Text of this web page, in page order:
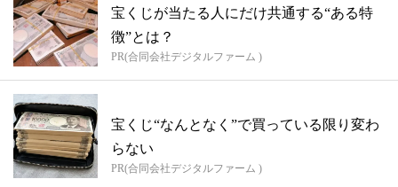
宝くじが当たる人にだけ共通する“ある特
徴”とは？
PR(合同会社デジタルファーム )
宝くじ“なんとなく”で買っている限り変わ
らない
PR(合同会社デジタルファーム )